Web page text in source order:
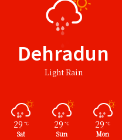
Dehradun
Light Rain
29 ℃
Sat
29 ℃
Sun
29 ℃
Mon